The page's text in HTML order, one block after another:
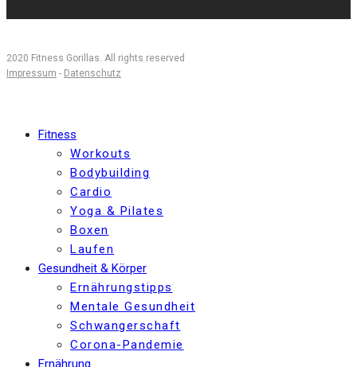
2020 Fitness Gorillas. All rights reserved
Impressum - Datenschutz
Fitness
Workouts
Bodybuilding
Cardio
Yoga & Pilates
Boxen
Laufen
Gesundheit & Körper
Ernährungstipps
Mentale Gesundheit
Schwangerschaft
Corona-Pandemie
Ernährung